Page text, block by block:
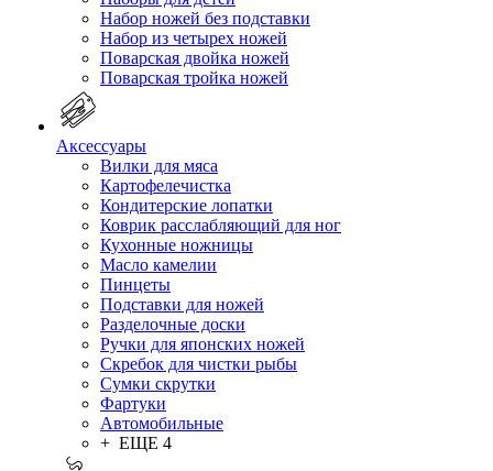
Набор ножей без подставки
Набор из четырех ножей
Поварская двойка ножей
Поварская тройка ножей
Аксессуары
Вилки для мяса
Картофелечистка
Кондитерские лопатки
Коврик расслабляющий для ног
Кухонные ножницы
Масло камелии
Пинцеты
Подставки для ножей
Разделочные доски
Ручки для японских ножей
Скребок для чистки рыбы
Сумки скрутки
Фартуки
Автомобильные
+ ЕЩЕ 4